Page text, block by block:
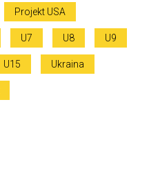
Projekt USA
U7 U8 U9
U15 Ukraina